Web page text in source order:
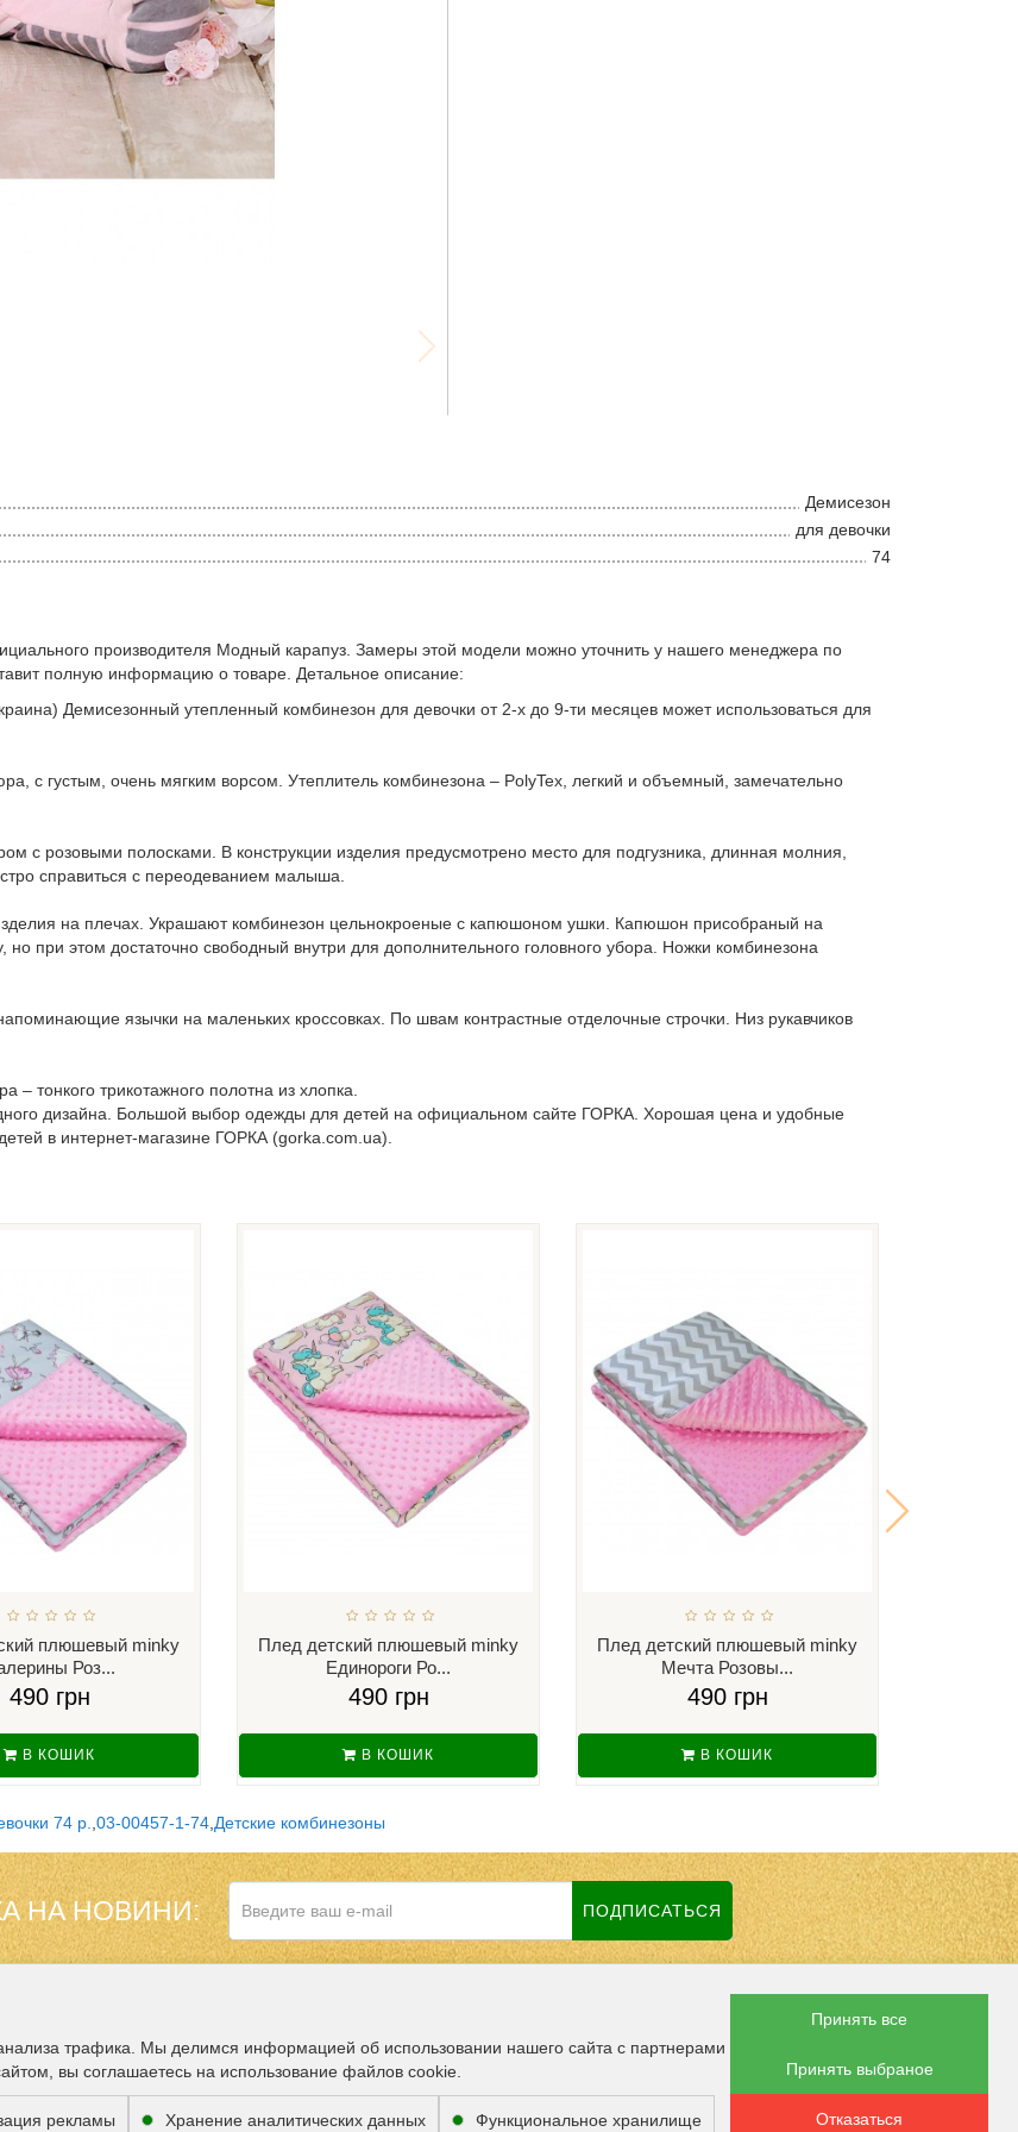
Демисезон
для девочки
74
производителя Модный карапуз. Замеры этой модели можно уточнить у нашего менеджера по
полную информацию о товаре. Детальное описание:
Демисезонный утепленный комбинезон для девочки от 2-х до 9-ти месяцев может использоваться для
с густым, очень мягким ворсом. Утеплитель комбинезона – PolyTex, легкий и объемный, замечательно
с розовыми полосками. В конструкции изделия предусмотрено место для подгузника, длинная молния,
справиться с переодеванием малыша.
на плечах. Украшают комбинезон цельнокроеные с капюшоном ушки. Капюшон присобраный на
но при этом достаточно свободный внутри для дополнительного головного убора. Ножки комбинезона
язычки на маленьких кроссовках. По швам контрастные отделочные строчки. Низ рукавчиков
– тонкого трикотажного полотна из хлопка.
дизайна. Большой выбор одежды для детей на официальном сайте ГОРКА. Хорошая цена и удобные
в интернет-магазине ГОРКА (gorka.com.ua).
плюшевый minky
Роз...
490 грн
В КОШИК
Плед детский плюшевый minky
Единороги Ро...
490 грн
В КОШИК
Плед детский плюшевый minky
Мечта Розовы...
490 грн
В КОШИК
74 р.,03-00457-1-74,Детские комбинезоны
НА НОВИНИ: ПОДПИСАТЬСЯ
Партнёры
ВОЗМОЖНОСТЬ ОПЛАТЫ
трафика. Мы делимся информацией об использовании нашего сайта с партнерами
вы соглашаетесь на использование файлов cookie.
рекламы Хранение аналитических данных Функциональное хранилище
Принять все
Принять выбраное
Отказаться